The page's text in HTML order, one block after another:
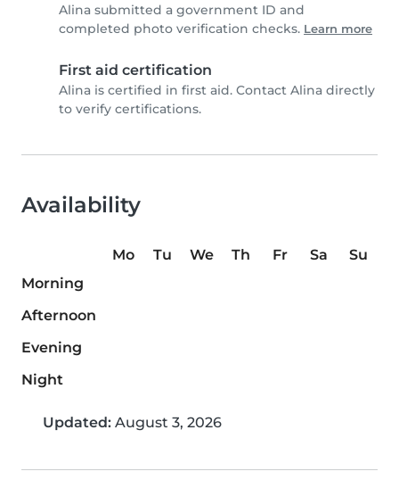
Alina submitted a government ID and
completed photo verification checks. Learn more
First aid certification
Alina is certified in first aid. Contact Alina directly
to verify certifications.
Availability
Mo Tu We Th Fr Sa
Su
Morning
Afternoon
Evening
Night
Updated: August 3, 2026